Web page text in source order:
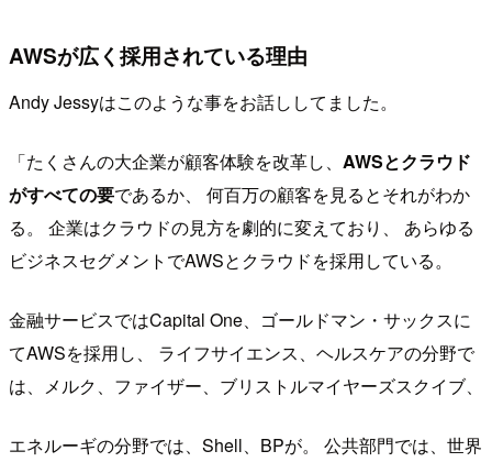
AWSが広く採用されている理由
Andy Jessyはこのような事をお話ししてました。
「たくさんの大企業が顧客体験を改革し、 AWSとクラウド
がすべての要であるか、 何百万の顧客を見るとそれがわか
る。 企業はクラウドの見方を劇的に変えており、 あらゆる
ビジネスセグメントでAWSとクラウドを採用している。
金融サービスではCapital One、ゴールドマン・サックスに
てAWSを採用し、 ライフサイエンス、ヘルスケアの分野で
は、
メルク、ファイザー、ブリストルマイヤーズスクイブ、
エネルーギの分野では、Shell、 BPが。 公共部門では、世界